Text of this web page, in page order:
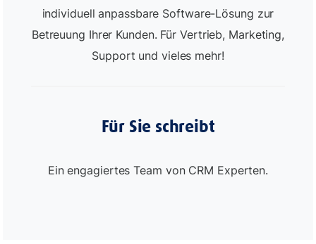
individuell anpassbare Software-Lösung zur
Betreuung Ihrer Kunden. Für Vertrieb, Marketing,
Support und vieles mehr!
Für Sie schreibt
Ein engagiertes Team von CRM Experten.